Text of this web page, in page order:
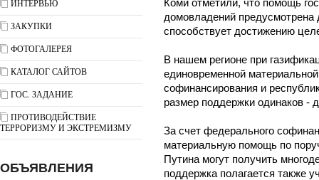
ИНТЕРВЬЮ
ЗАКУПКИ
ФОТОГАЛЕРЕЯ
КАТАЛОГ САЙТОВ
ГОС. ЗАДАНИЕ
ПРОТИВОДЕЙСТВИЕ
ТЕРРОРИЗМУ И ЭКСТРЕМИЗМУ
ОБЪЯВЛЕНИЯ
Коми отметили, что помощь
домовладений предусмотрена
способствует достижению
В нашем регионе при
единовременной
софинансирования и
размер поддержки одинаков -
За счет федерального
материальную помощь по
Путина могут получить
поддержка полагается также